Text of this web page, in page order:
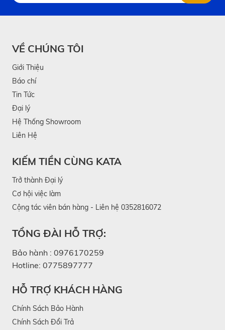
VỀ CHÚNG TÔI
Giới Thiệu
Báo chí
Tin Tức
Đại lý
Hệ Thống Showroom
Liên Hệ
KIẾM TIỀN CÙNG KATA
Trở thành Đại lý
Cơ hội việc làm
Cộng tác viên bán hàng - Liên hệ 0352816072
TỔNG ĐÀI HỖ TRỢ:
Bảo hành : 0976170259
Hotline: 0775897777
HỖ TRỢ KHÁCH HÀNG
Chính Sách Bảo Hành
Chính Sách Đổi Trả